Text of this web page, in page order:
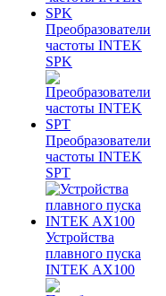
Преобразователи
частоты INTEK
SPK
Преобразователи
частоты INTEK
SPT
Устройства
плавного пуска
INTEK AX100